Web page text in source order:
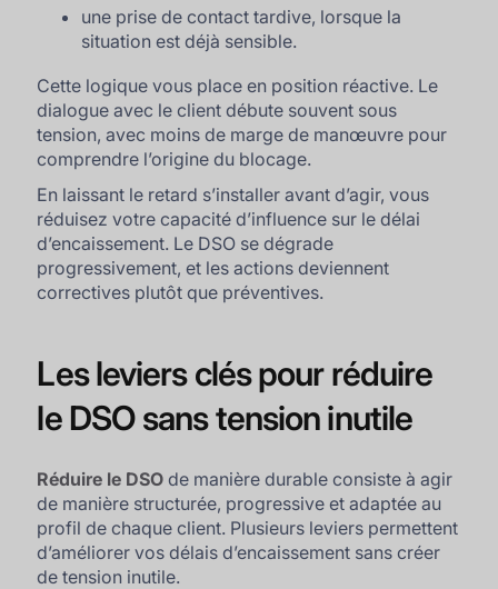
une prise de contact tardive, lorsque la
situation est déjà sensible.
Cette logique vous place en position réactive. Le
dialogue avec le client débute souvent sous
tension, avec moins de marge de manœuvre pour
comprendre l’origine du blocage.
En laissant le retard s’installer avant d’agir, vous
réduisez votre capacité d’influence sur le délai
d’encaissement. Le DSO se dégrade
progressivement, et les actions deviennent
correctives plutôt que préventives.
Les leviers clés pour réduire
le DSO sans tension inutile
Réduire le DSO de manière durable consiste à agir
de manière structurée, progressive et adaptée au
profil de chaque client. Plusieurs leviers permettent
d’améliorer vos délais d’encaissement sans créer
de tension inutile.